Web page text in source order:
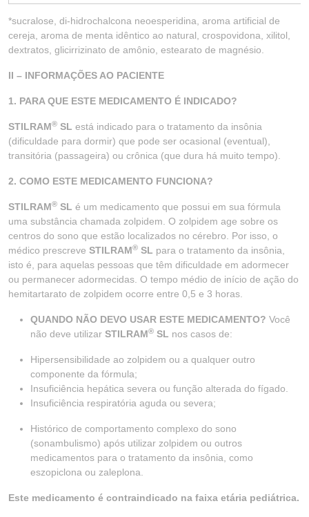
*sucralose, di-hidrochalcona neoesperidina, aroma artificial de
cereja, aroma de menta idêntico ao natural, crospovidona, xilitol,
dextratos, glicirrizinato de amônio, estearato de magnésio.
II – INFORMAÇÕES AO PACIENTE
1. PARA QUE ESTE MEDICAMENTO É INDICADO?
STILRAM® SL está indicado para o tratamento da insônia
(dificuldade para dormir) que pode ser ocasional (eventual),
transitória (passageira) ou crônica (que dura há muito tempo).
2. COMO ESTE MEDICAMENTO FUNCIONA?
STILRAM® SL é um medicamento que possui em sua fórmula
uma substância chamada zolpidem. O zolpidem age sobre os
centros do sono que estão localizados no cérebro. Por isso, o
médico prescreve STILRAM® SL para o tratamento da insônia,
isto é, para aquelas pessoas que têm dificuldade em adormecer
ou permanecer adormecidas. O tempo médio de início de ação do
hemitartarato de zolpidem ocorre entre 0,5 e 3 horas.
QUANDO NÃO DEVO USAR ESTE MEDICAMENTO? Você
não deve utilizar STILRAM® SL nos casos de:
Hipersensibilidade ao zolpidem ou a qualquer outro
componente da fórmula;
Insuficiência hepática severa ou função alterada do fígado.
Insuficiência respiratória aguda ou severa;
Histórico de comportamento complexo do sono
(sonambulismo) após utilizar zolpidem ou outros
medicamentos para o tratamento da insônia, como
eszopiclona ou zaleplona.
Este medicamento é contraindicado na faixa etária pediátrica.